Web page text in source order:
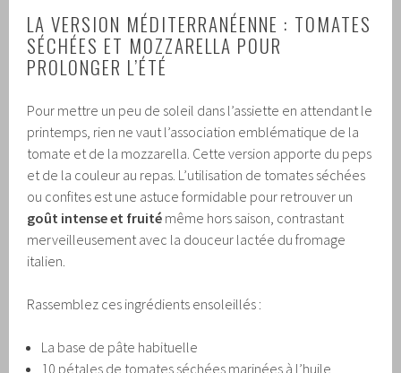
LA VERSION MÉDITERRANÉENNE : TOMATES
SÉCHÉES ET MOZZARELLA POUR
PROLONGER L’ÉTÉ
Pour mettre un peu de soleil dans l’assiette en attendant le
printemps, rien ne vaut l’association emblématique de la
tomate et de la mozzarella. Cette version apporte du peps
et de la couleur au repas. L’utilisation de tomates séchées
ou confites est une astuce formidable pour retrouver un
goût intense et fruité même hors saison, contrastant
merveilleusement avec la douceur lactée du fromage
italien.
Rassemblez ces ingrédients ensoleillés :
La base de pâte habituelle
10 pétales de tomates séchées marinées à l’huile